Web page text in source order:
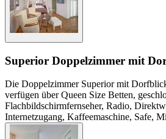
Superior Doppelzimmer mit
Die Doppelzimmer Superior mit
verfügen über Queen Size Betten,
Flachbildschirmfernseher, Radio,
Internetzugang, Kaffeemaschine, Safe,